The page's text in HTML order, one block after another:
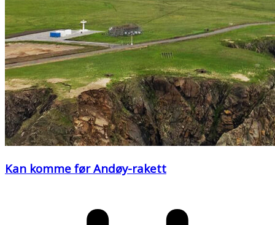
Kan komme før Andøy-rakett